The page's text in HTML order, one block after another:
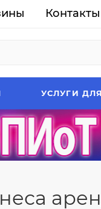
Контакты
УСЛУГИ